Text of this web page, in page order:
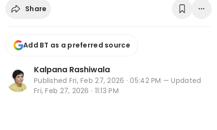
Share
Add BT as a preferred source
Kalpana Rashiwala
Published Fri, Feb 27, 2026 · 05:42 PM — Updated
Fri, Feb 27, 2026 · 11:13 PM